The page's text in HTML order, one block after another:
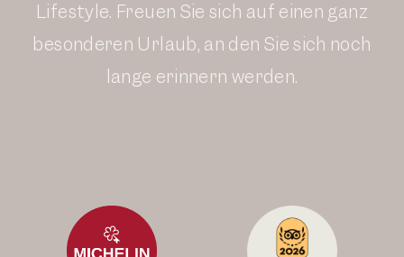
Lifestyle. Freuen Sie sich auf einen ganz
besonderen Urlaub, an den Sie sich noch
lange erinnern werden.